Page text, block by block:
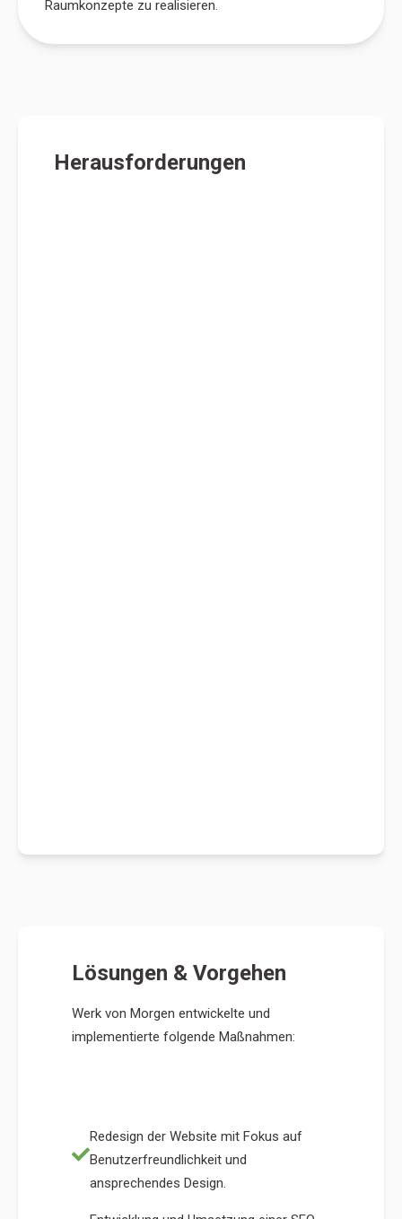
Raumkonzepte zu realisieren.
Herausforderungen
Lösungen & Vorgehen
Werk von Morgen entwickelte und
implementierte folgende Maßnahmen:
Redesign der Website mit Fokus auf
Benutzerfreundlichkeit und
ansprechendes Design.